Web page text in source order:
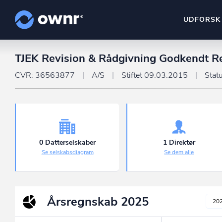
UDFORSK
ownr Insights
Hold dig opdateret og
ownr Pipeline
Identificer salgsklare
TJEK Revision & Rådgivning Godkendt
CVR: 36563877 A/S Stiftet 09.03.2015
0 Datterselskaber
Se selskabsdiagram
1 Direktør
Se dem alle
Årsregnskab 2025